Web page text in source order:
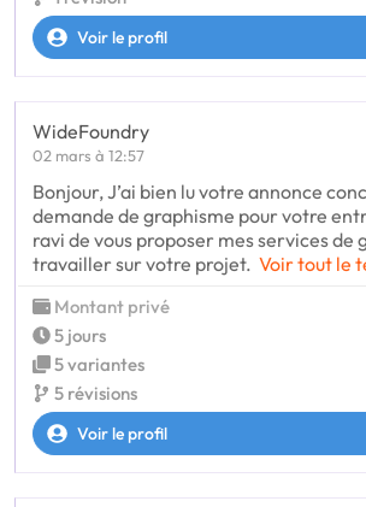
Voir le profil
WideFoundry
02 mars à 12:57
Bonjour, J’ai bien lu votre annonce
demande de graphisme pour votre
ravi de vous proposer mes services de
travailler sur votre projet. Voir tout le
Montant privé
5 jours
5 variantes
5 révisions
Voir le profil